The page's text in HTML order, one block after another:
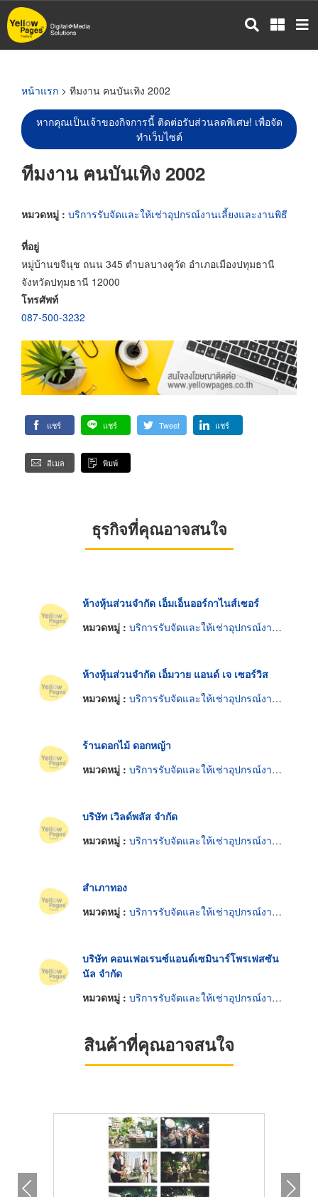
ข้าม
ไป
หน้าแรก > ทีมงาน ฅนบันเทิง 2002
หากคุณเป็นเจ้าของกิจการนี้ ติดต่อรับส่วนลดพิเศษ! เพื่อจัด
ทำเว็บไซต์
ทีมงาน ฅนบันเทิง 2002
หมวดหมู่ : บริการรับจัดและให้เช่าอุปกรณ์งานเลี้ยงและงานพิธี
ที่อยู่
หมู่บ้านขจีนุช ถนน 345 ตำบลบางคูวัด อำเภอเมืองปทุมธานี
จังหวัดปทุมธานี 12000
โทรศัพท์
087-500-3232
แชร์ แชร์ Tweet แชร์
อีเมล พิมพ์
ธุรกิจที่คุณอาจสนใจ
ห้างหุ้นส่วนจำกัด เอ็มเอ็นออร์กาไนส์เซอร์
หมวดหมู่ : บริการรับจัดและให้เช่าอุปกรณ์งานเลี้ยงและงานพิธี
ห้างหุ้นส่วนจำกัด เอ็มวาย แอนด์ เจ เซอร์วิส
หมวดหมู่ : บริการรับจัดและให้เช่าอุปกรณ์งานเลี้ยงและงานพิธี
ร้านดอกไม้ ดอกหญ้า
หมวดหมู่ : บริการรับจัดและให้เช่าอุปกรณ์งานเลี้ยงและงานพิธี
บริษัท เวิลด์พลัส จำกัด
หมวดหมู่ : บริการรับจัดและให้เช่าอุปกรณ์งานเลี้ยงและงานพิธี
สำเภาทอง
หมวดหมู่ : บริการรับจัดและให้เช่าอุปกรณ์งานเลี้ยงและงานพิธี
บริษัท คอนเฟอเรนซ์แอนด์เซมินาร์โพรเฟสซัน
นัล จำกัด
หมวดหมู่ : บริการรับจัดและให้เช่าอุปกรณ์งานเลี้ยงและงานพิธี
สินค้าที่คุณอาจสนใจ